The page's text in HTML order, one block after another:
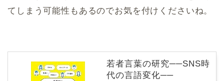
てしまう可能性もあるのでお気を付けくださいね。
若者言葉の研究──SNS時
代の言語変化──